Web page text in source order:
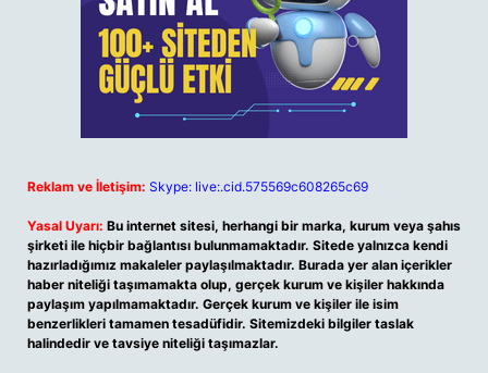
Reklam ve İletişim: Skype: live:.cid.575569c608265c69
Yasal Uyarı: Bu internet sitesi, herhangi bir marka, kurum veya şahıs
şirketi ile hiçbir bağlantısı bulunmamaktadır. Sitede yalnızca kendi
hazırladığımız makaleler paylaşılmaktadır. Burada yer alan içerikler
haber niteliği taşımamakta olup, gerçek kurum ve kişiler hakkında
paylaşım yapılmamaktadır. Gerçek kurum ve kişiler ile isim
benzerlikleri tamamen tesadüfidir. Sitemizdeki bilgiler taslak
halindedir ve tavsiye niteliği taşımazlar.